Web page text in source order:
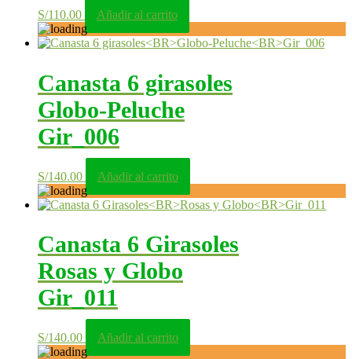
S/110.00 Añadir al carrito
Canasta 6 girasoles
Globo-Peluche
Gir_006
S/140.00 Añadir al carrito
Canasta 6 Girasoles
Rosas y Globo
Gir_011
S/140.00 Añadir al carrito